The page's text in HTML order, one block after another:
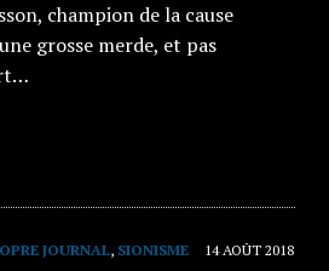
champion de la cause
grosse merde, et pas
JOURNAL, SIONISME 14 AOÛT 2018